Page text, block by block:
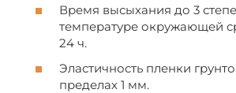
Время высыхания до 3
температуре окружающей
24 ч.
Эластичность пленки
пределах 1 мм.